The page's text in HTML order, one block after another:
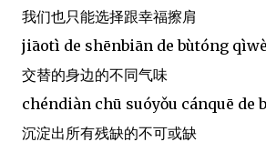
我们也只能选择跟幸福擦肩
jiāotì de shēnbiān de bùtóng
交替的身边的不同气味
chéndiàn chū suóyǒu cánquē de
沉淀出所有残缺的不可或缺